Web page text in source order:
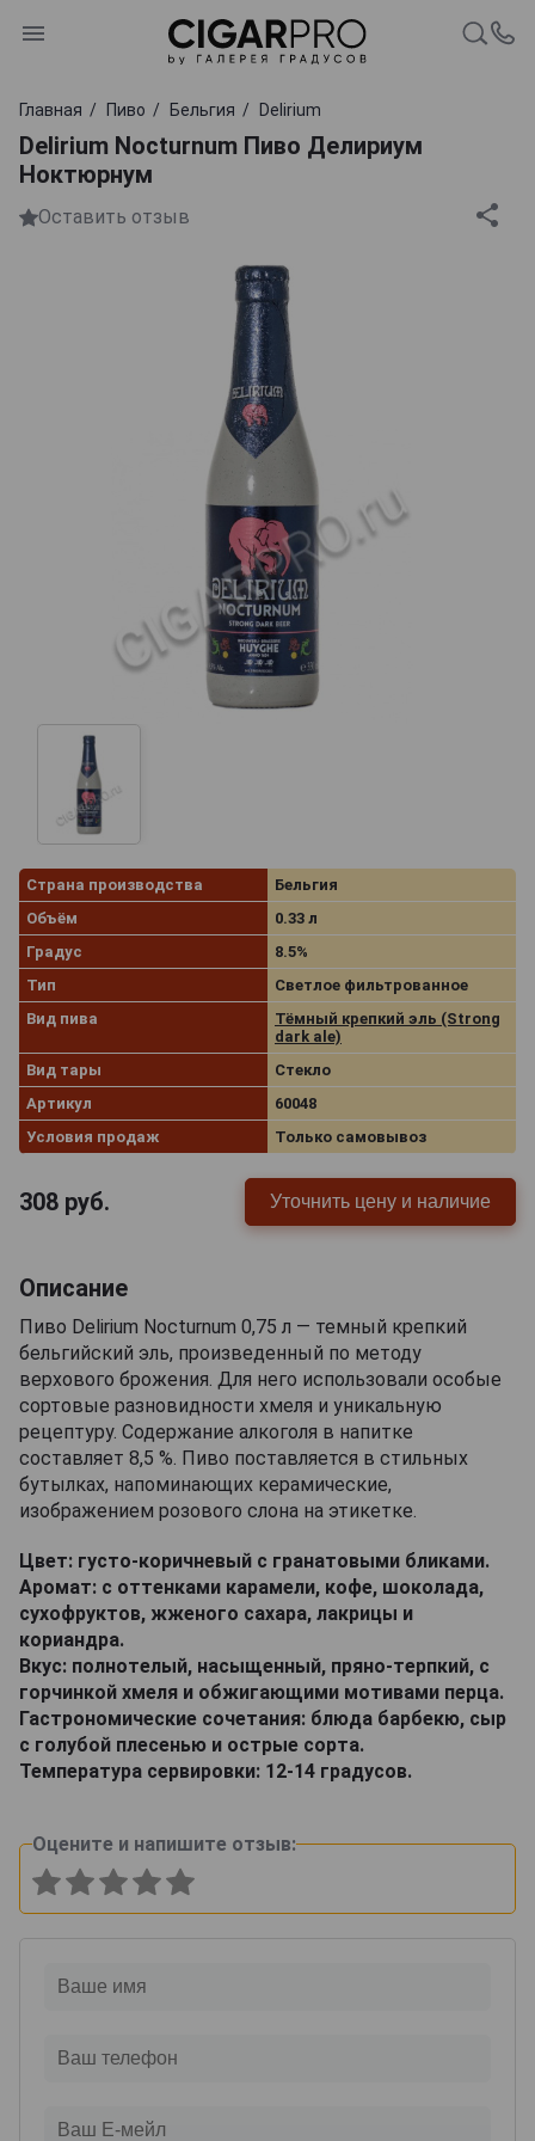
Главная Пиво Бельгия Delirium
Delirium Nocturnum Пиво Делириум
Ноктюрнум
Оставить отзыв
Страна производства
Бельгия
Объём
0.33 л
Градус
8.5%
Тип
Светлое фильтрованное
Вид пива
Тёмный крепкий эль (Strong
dark ale)
Вид тары
Стекло
Артикул
60048
Условия продаж
Только самовывоз
308 руб. Уточнить цену и наличие
Описание
Пиво Delirium Nocturnum 0,75 л — темный крепкий
бельгийский эль, произведенный по методу
верхового брожения. Для него использовали особые
сортовые разновидности хмеля и уникальную
рецептуру. Содержание алкоголя в напитке
составляет 8,5 %. Пиво поставляется в стильных
бутылках, напоминающих керамические,
изображением розового слона на этикетке.
Цвет: густо-коричневый с гранатовыми бликами.
Аромат: с оттенками карамели, кофе, шоколада,
сухофруктов, жженого сахара, лакрицы и
кориандра.
Вкус: полнотелый, насыщенный, пряно-терпкий, с
горчинкой хмеля и обжигающими мотивами перца.
Гастрономические сочетания: блюда барбекю, сыр
с голубой плесенью и острые сорта.
Температура сервировки: 12-14 градусов.
Оцените и напишите отзыв: